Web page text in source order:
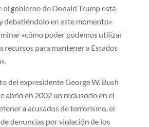
gobierno de Donald Trump está
debatiéndolo en este momento»
«cómo poder podemos utilizar
recursos para mantener a Estados
del expresidente George W. Bush
abrió en 2002 un reclusorio en el
a acusados de terrorismo, el
denuncias por violación de los